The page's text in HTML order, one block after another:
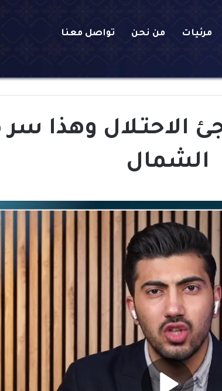
مرئيات من نحن تواصل معنا
الاحتـلال وهذا سر
الشمال